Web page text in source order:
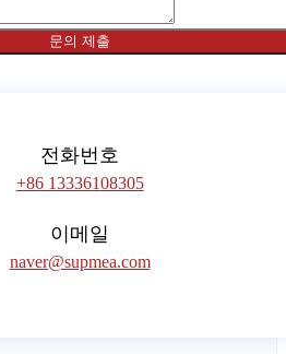
문의 제출
전화번호
+86 13336108305
이메일
naver@supmea.com